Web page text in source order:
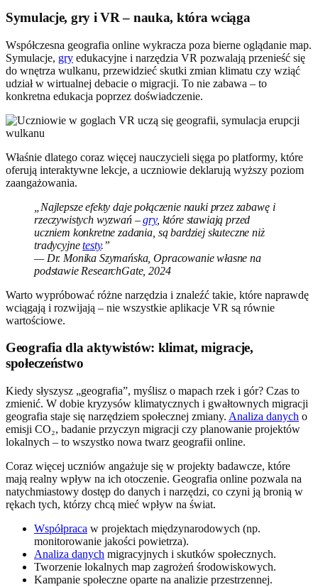
Symulacje, gry i VR – nauka, która wciąga
Współczesna geografia online wykracza poza bierne oglądanie map.
Symulacje, gry edukacyjne i narzędzia VR pozwalają przenieść się
do wnętrza wulkanu, przewidzieć skutki zmian klimatu czy wziąć
udział w wirtualnej debacie o migracji. To nie zabawa – to
konkretna edukacja poprzez doświadczenie.
Właśnie dlatego coraz więcej nauczycieli sięga po platformy, które
oferują interaktywne lekcje, a uczniowie deklarują wyższy poziom
zaangażowania.
„Najlepsze efekty daje połączenie nauki przez zabawę i
rzeczywistych wyzwań –gry, które stawiają przed
uczniem konkretne zadania, są bardziej skuteczne niż
tradycyjnetesty.”
— Dr. Monika Szymańska, Opracowanie własne na
podstawie ResearchGate, 2024
Warto wypróbować różne narzędzia i znaleźć takie, które naprawdę
wciągają i rozwijają – nie wszystkie aplikacje VR są równie
wartościowe.
Geografia dla aktywistów: klimat, migracje,
społeczeństwo
Kiedy słyszysz „geografia”, myślisz o mapach rzek i gór? Czas to
zmienić. W dobie kryzysów klimatycznych i gwałtownych migracji
geografia staje się narzędziem społecznej zmiany. Analiza danych o
emisji CO₂, badanie przyczyn migracji czy planowanie projektów
lokalnych – to wszystko nowa twarz geografii online.
Coraz więcej uczniów angażuje się w projekty badawcze, które
mają realny wpływ na ich otoczenie. Geografia online pozwala na
natychmiastowy dostęp do danych i narzędzi, co czyni ją bronią w
rękach tych, którzy chcą mieć wpływ na świat.
Współpraca w projektach międzynarodowych (np.
monitorowanie jakości powietrza).
Analiza danych migracyjnych i skutków społecznych.
Tworzenie lokalnych map zagrożeń środowiskowych.
Kampanie społeczne oparte na analizie przestrzennej.